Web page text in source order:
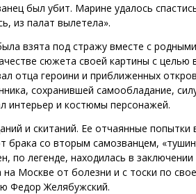
был убит. Марине удалось
из палат вылетела».
взята под стражу вместе с
сюжета своей картины с целью
отца героини и приближенных
сохранившей самообладание,
интерьер и костюмы персонажей.
и скитаний. Ее отчаянные попытки
брака со вторым самозванцем,
по легенде, находилась в
Москве от болезни и с тоски по
Федор Желябужский.